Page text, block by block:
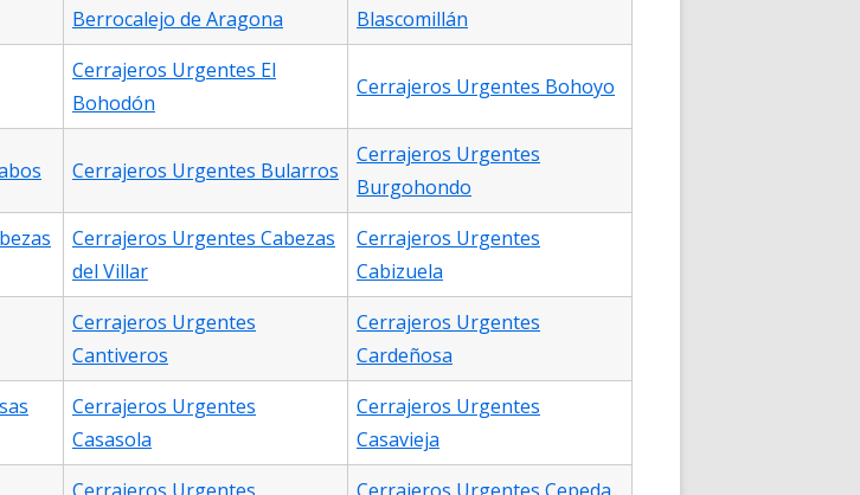
Berrocalejo de Aragona
Blascomillán
Cerrajeros Urgentes El
Bohodón
Cerrajeros Urgentes Bohoyo
Cerrajeros Urgentes Bularros
Cerrajeros Urgentes
Burgohondo
Cerrajeros Urgentes Cabezas
del Villar
Cerrajeros Urgentes
Cabizuela
Cerrajeros Urgentes
Cantiveros
Cerrajeros Urgentes
Cardeñosa
Cerrajeros Urgentes
Casasola
Cerrajeros Urgentes
Casavieja